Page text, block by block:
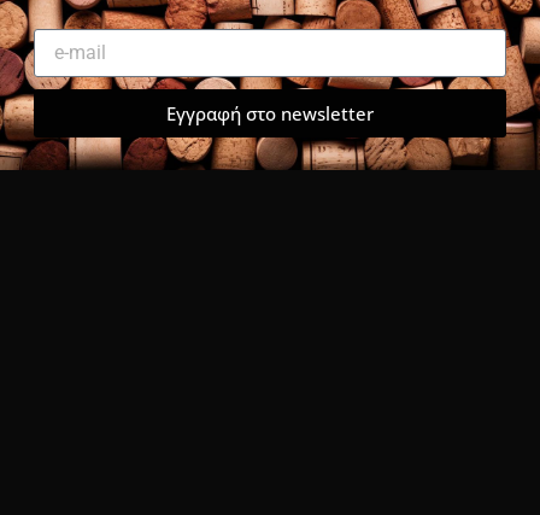
Εγγραφή στο newsletter